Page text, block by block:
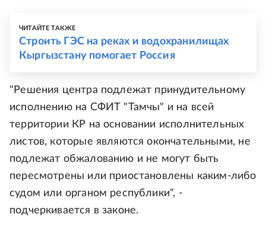
ЧИТАЙТЕ ТАКЖЕ
Строить ГЭС на реках и водохранилищах
Кыргызстану помогает Россия
"Решения центра подлежат принудительному
исполнению на СФИТ "Тамчы" и на всей
территории КР на основании исполнительных
листов, которые являются окончательными, не
подлежат обжалованию и не могут быть
пересмотрены или приостановлены каким-либо
судом или органом республики", -
подчеркивается в законе.